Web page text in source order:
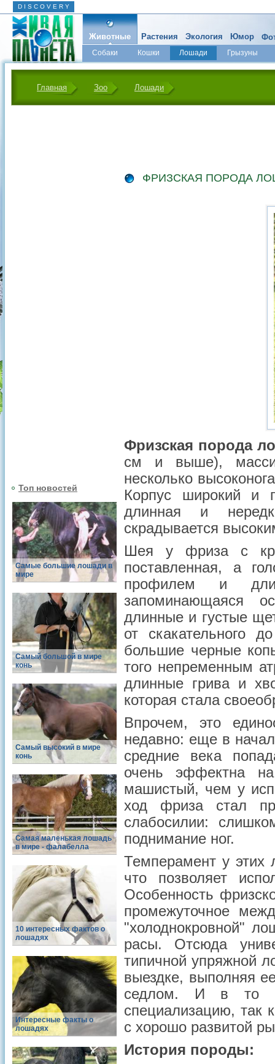
D I S C O V E R Y
Животные
Собаки Кошки Лошади
Грызуны
Микромир
Растения Экология Юмор
Главная Зоо Лошади
Топ новостей
Самые большие лошади в
мире
Самый большой в мире
конь
Самый высокий в мире
конь
Самая маленькая лошадь
в мире - фалабелла
10 интересных фактов о
лошадях
Интересные факты о
лошадях
ФРИЗСКАЯ ПОРОДА
Фризская порода
см и выше),
несколько
Корпус широкий и
длинная и
скрадывается
Шея у фриза с
поставленная, а
профилем и
запоминающаяся
длинные и густые
от скакательного
большие черные
того непременным
длинные грива и
которая стала
Впрочем, это
недавно: еще в
средние века
очень эффектна
машистый, чем у
ход фриза стал
слабосилии:
поднимание ног.
Темперамент у этих
что позволяет
Особенность
промежуточное
"холоднокровной"
расы. Отсюда
типичной упряжной
выездке, выполняя
седлом. И в то
специализацию, так
с хорошо развитой
История породы: